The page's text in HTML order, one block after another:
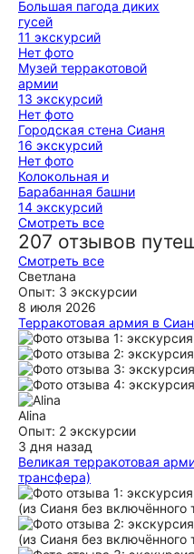
Большая пагода диких
гусей
11 экскурсий
Нет фото
Музей терракотовой
армии
13 экскурсий
Нет фото
Городская стена Сианя
16 экскурсий
Нет фото
Колокольная и
Барабанная башни
14 экскурсий
Смотреть все
207 отзывов
Смотреть все
Светлана
Опыт: 3 экскурсии
8 июля 2026
Терракотовая армия в
Отличная экскурсия для
великолепно подстроился
Увидели и запомнили для
важные моменты
структурированная, нет
получили несколько
городе, а главное – где
помог нам с трансфером и
мы и отправились сразу
ещё
Alina
Опыт: 2 экскурсии
3 дня назад
Великая терракотовая
трансфера)
Алиса это свой человек в
экскурсия! все четко
как передвигаться в этом
и все детально